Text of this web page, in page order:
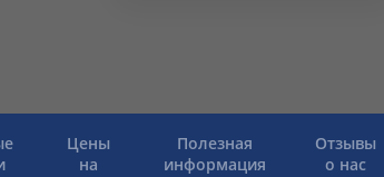
Цены
на
Полезная
информация
Отзывы
о нас